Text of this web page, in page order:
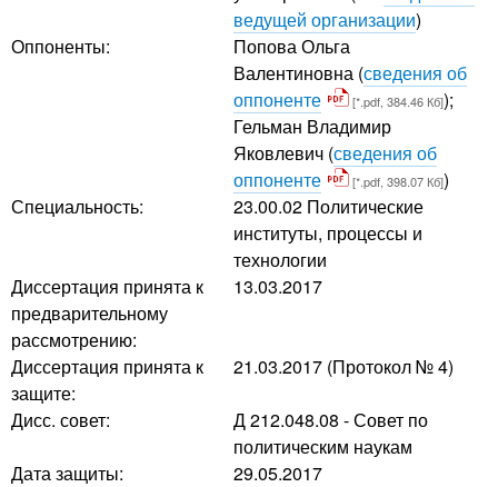
ведущей организации)
Оппоненты:
Попова Ольга
Валентиновна (сведения об
оппоненте
[*.pdf, 384.46 Кб]);
Гельман Владимир
Яковлевич (сведения об
оппоненте
[*.pdf, 398.07 Кб])
Специальность:
23.00.02 Политические
институты, процессы и
технологии
Диссертация принята к
предварительному
рассмотрению:
13.03.2017
Диссертация принята к
защите:
21.03.2017 (Протокол № 4)
Дисс. совет:
Д 212.048.08 - Совет по
политическим наукам
Дата защиты:
29.05.2017